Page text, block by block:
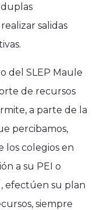
salidas
del SLEP Maule
de recursos
a parte de la
percibamos,
los colegios en
a su PEI o
efectúen su plan
siempre